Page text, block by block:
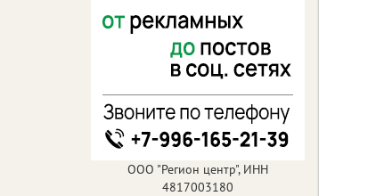
ООО "Регион центр", ИНН
4817003180